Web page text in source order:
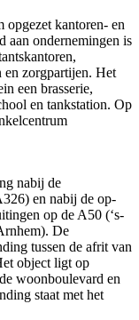
opgezet kantoren- en
aan ondernemingen is
en zorgpartijen. Het
een brasserie,
en tankstation. Op
nabij de
en nabij de op-
op de A50 (‘s-
De
tussen de afrit van
object ligt op
woonboulevard en
staat met het